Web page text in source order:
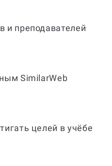
и преподавателей
SimilarWeb
целей в учёбе